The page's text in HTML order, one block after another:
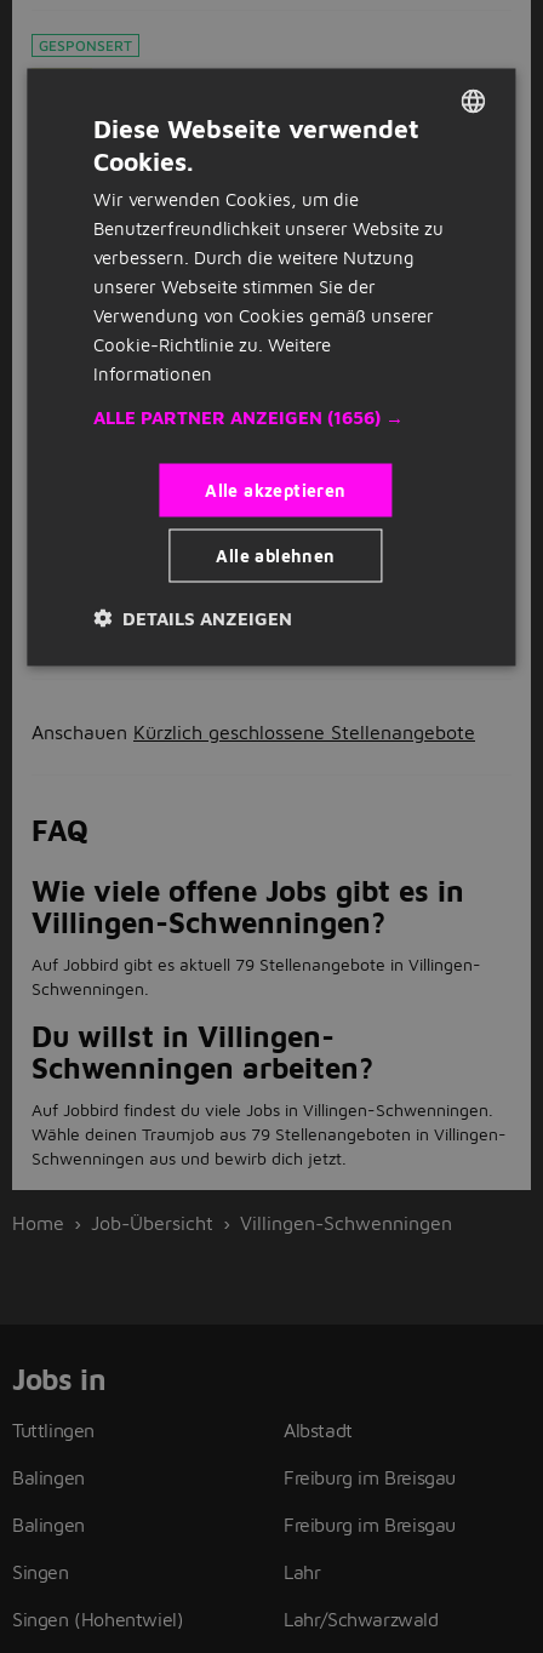
GESPONSERT
Tuttlingen (26km)
GESPONSERT
Quereinstieg als Elektrohelfer (m/w/d)
für DGUV 3 Prüfungen
Deutsche Prüfservice GmbH
Titisee-Neustadt
(27km)
GESPONSERT
Deutsche Prüfservice GmbH
Titisee-Neustadt
Anschauen Kürzlich geschlossene Stellenangebote
FAQ
Wie viele offene Jobs gibt es in
Villingen-Schwenningen?
Auf Jobbird gibt es aktuell 79 Stellenangebote in Villingen-
Schwenningen.
Du willst in Villingen-
Schwenningen arbeiten?
Auf Jobbird findest du viele Jobs in Villingen-Schwenningen.
Wähle deinen Traumjob aus 79 Stellenangeboten in Villingen-
Schwenningen aus und bewirb dich jetzt.
Home Job-Übersicht Villingen-Schwenningen
Jobs in
Tuttlingen
Balingen
Balingen
Singen
Singen (Hohentwiel)
Albstadt
Freiburg im Breisgau
Freiburg im Breisgau
Lahr
Lahr/Schwarzwald
Diese Webseite verwendet
Cookies.
Wir verwenden Cookies, um die
Benutzerfreundlichkeit unserer Website zu
verbessern. Durch die weitere Nutzung
unserer Webseite stimmen Sie der
Verwendung von Cookies gemäß unserer
Cookie-Richtlinie zu. Weitere
Informationen
ALLE PARTNER ANZEIGEN (1656) →
Alle akzeptieren
Alle ablehnen
DETAILS ANZEIGEN